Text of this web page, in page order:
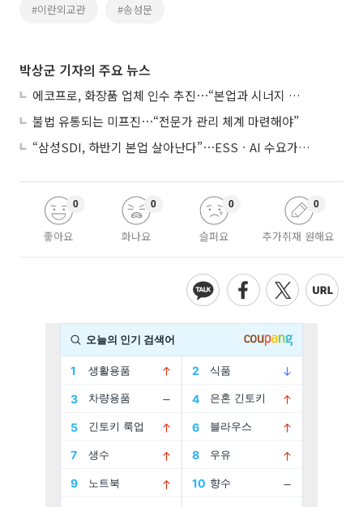
#이란외교관 #송성문
박상군 기자의 주요 뉴스
에코프로, 화장품 업체 인수 추진⋯“본업과 시너지 부족”
불법 유통되는 미프진⋯“전문가 관리 체계 마련해야”
“삼성SDI, 하반기 본업 살아난다”⋯ESSㆍAI 수요가 견인
좋아요
0
화나요
0
슬퍼요
0
추가취재 원해요
0